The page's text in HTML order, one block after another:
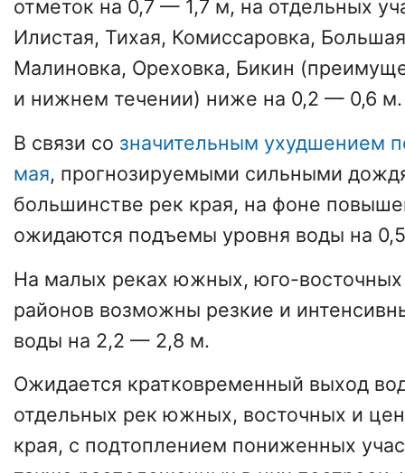
отметок на 0,7 — 1,7 м, на отдельных
Илистая, Тихая, Комиссаровка,
Малиновка, Ореховка, Бикин
и нижнем течении) ниже на 0,2 — 0,6 м.
В связи со значительным ухудшением
мая, прогнозируемыми сильными
большинстве рек края, на фоне
ожидаются подъемы уровня воды на
На малых реках южных, юго-
районов возможны резкие и
воды на 2,2 — 2,8 м.
Ожидается кратковременный выход
отдельных рек южных, восточных и
края, с подтоплением пониженных